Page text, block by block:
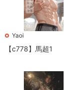
Yaoi
【c778】馬超1